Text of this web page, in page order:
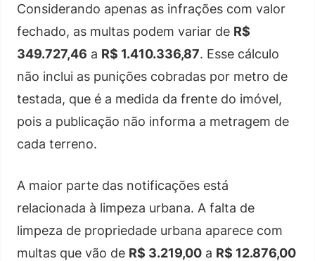
Considerando apenas as infrações com valor
fechado, as multas podem variar de R$
349.727,46 a R$ 1.410.336,87. Esse cálculo
não inclui as punições cobradas por metro de
testada, que é a medida da frente do imóvel,
pois a publicação não informa a metragem de
cada terreno.
A maior parte das notificações está
relacionada à limpeza urbana. A falta de
limpeza de propriedade urbana aparece com
multas que vão de R$ 3.219,00 a R$ 12.876,00